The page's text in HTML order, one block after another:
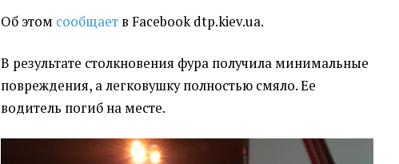
Об этом сообщает в Facebook dtp.kiev.ua.
В результате столкновения фура получила минимальные
повреждения, а легковушку полностью смяло. Ее
водитель погиб на месте.